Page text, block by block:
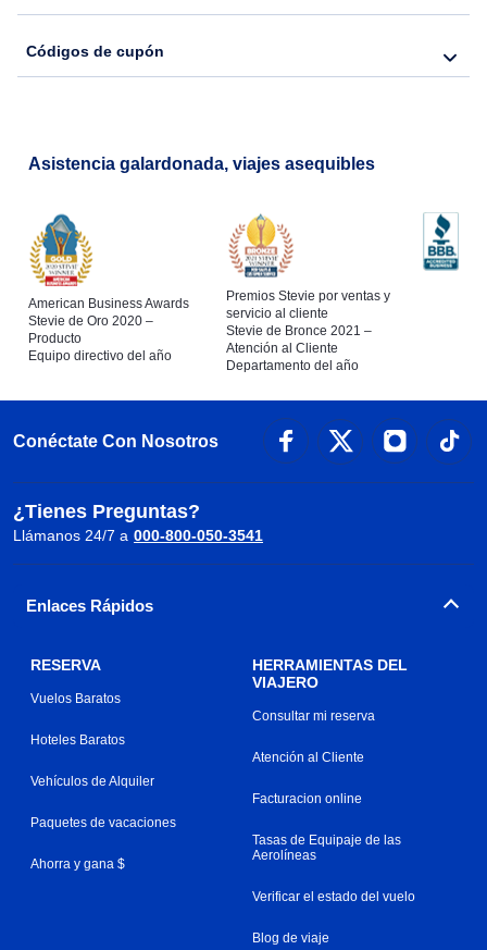
Códigos de cupón
Asistencia galardonada, viajes asequibles
American Business Awards
Stevie de Oro 2020 –
Producto
Equipo directivo del año
Premios Stevie por ventas y
servicio al cliente
Stevie de Bronce 2021 –
Atención al Cliente
Departamento del año
Conéctate Con Nosotros
¿Tienes Preguntas?
Llámanos 24/7 a 000-800-050-3541
Enlaces Rápidos
RESERVA
Vuelos Baratos
Hoteles Baratos
Vehículos de Alquiler
Paquetes de vacaciones
Ahorra y gana $
HERRAMIENTAS DEL
VIAJERO
Consultar mi reserva
Atención al Cliente
Facturacion online
Tasas de Equipaje de las
Aerolíneas
Verificar el estado del vuelo
Blog de viaje